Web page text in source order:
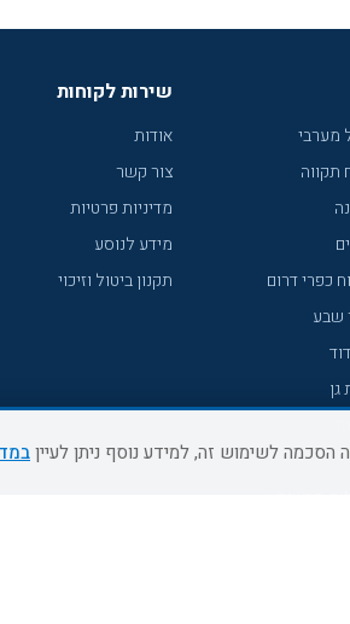
מערבי
תקווה
כפרי דרום
שבע
שירות לקוחות
אודות
צור קשר
מדיניות פרטיות
מידע לנוסע
תקנון ביטול וזיכוי